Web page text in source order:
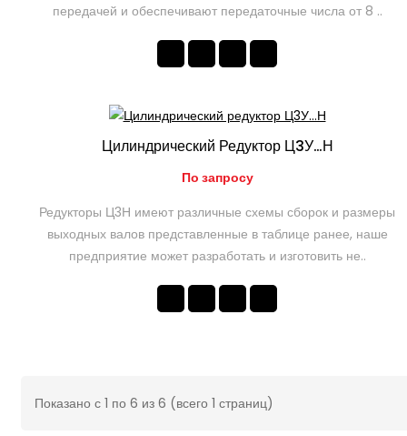
передачей и обеспечивают передаточные числа от 8 ..
Цилиндрический Редуктор Ц3У…Н
По запросу
Редукторы Ц3Н имеют различные схемы сборок и размеры
выходных валов представленные в таблице ранее, наше
предприятие может разработать и изготовить не..
Показано с 1 по 6 из 6 (всего 1 страниц)